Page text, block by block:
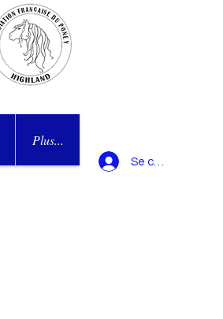
Plus...
Se connecter